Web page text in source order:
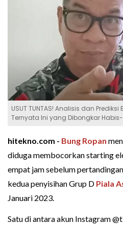
USUT TUNTAS! Analisis dan
Ternyata Ini yang Dibongkar
hitekno.com - Bung Ropan
diduga membocorkan starting
empat jam sebelum
kedua penyisihan Grup D Piala
Januari 2023.
Satu di antara akun Instagram